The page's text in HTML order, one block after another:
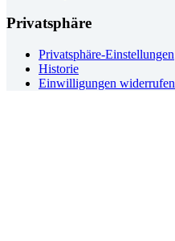
Privatsphäre
Privatsphäre-Einstellungen
Historie
Einwilligungen widerrufen